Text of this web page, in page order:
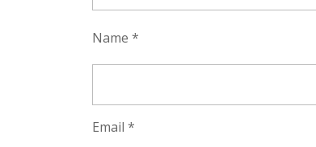
Name *
Email *